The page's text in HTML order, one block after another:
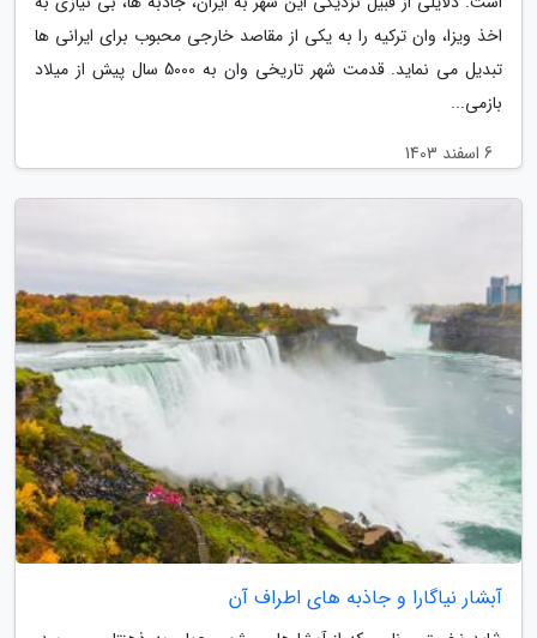
اخذ ویزا، وان ترکیه را به یکی از مقاصد خارجی محبوب برای ایرانی ها
تبدیل می نماید. قدمت شهر تاریخی وان به 5000 سال پیش از میلاد
بازمی...
6 اسفند 1403
آبشار نیاگارا و جاذبه های اطراف آن